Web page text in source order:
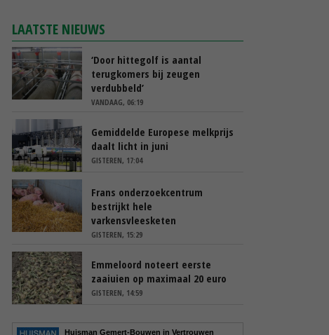
LAATSTE NIEUWS
‘Door hittegolf is aantal
terugkomers bij zeugen
verdubbeld’
VANDAAG, 06:19
Gemiddelde Europese melkprijs
daalt licht in juni
GISTEREN, 17:04
Frans onderzoekcentrum
bestrijkt hele
varkensvleesketen
GISTEREN, 15:29
Emmeloord noteert eerste
zaaiuien op maximaal 20 euro
GISTEREN, 14:59
Huisman Gemert-Bouwen in Vertrouwen